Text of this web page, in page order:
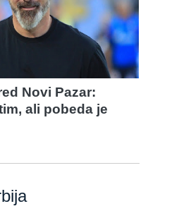
Novi Pazar:
ali pobeda je